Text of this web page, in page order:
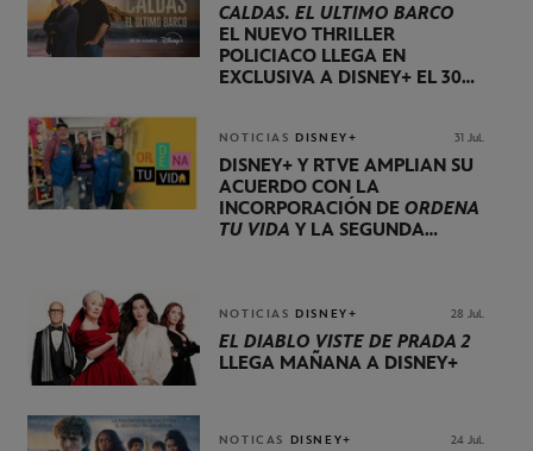
CALDAS. EL ÚLTIMO BARCO
EL NUEVO THRILLER
POLICIACO LLEGA EN
EXCLUSIVA A DISNEY+ EL 30
NOTICIAS DISNEY+ 31 Jul.
DISNEY+ Y RTVE AMPLÍAN SU
ACUERDO CON LA
INCORPORACIÓN DE ORDENA
TU VIDA Y LA SEGUNDA
NOTICIAS DISNEY+ 28 Jul.
EL DIABLO VISTE DE PRADA 2
LLEGA MAÑANA A DISNEY+
NOTICAS DISNEY+ 24 Jul.